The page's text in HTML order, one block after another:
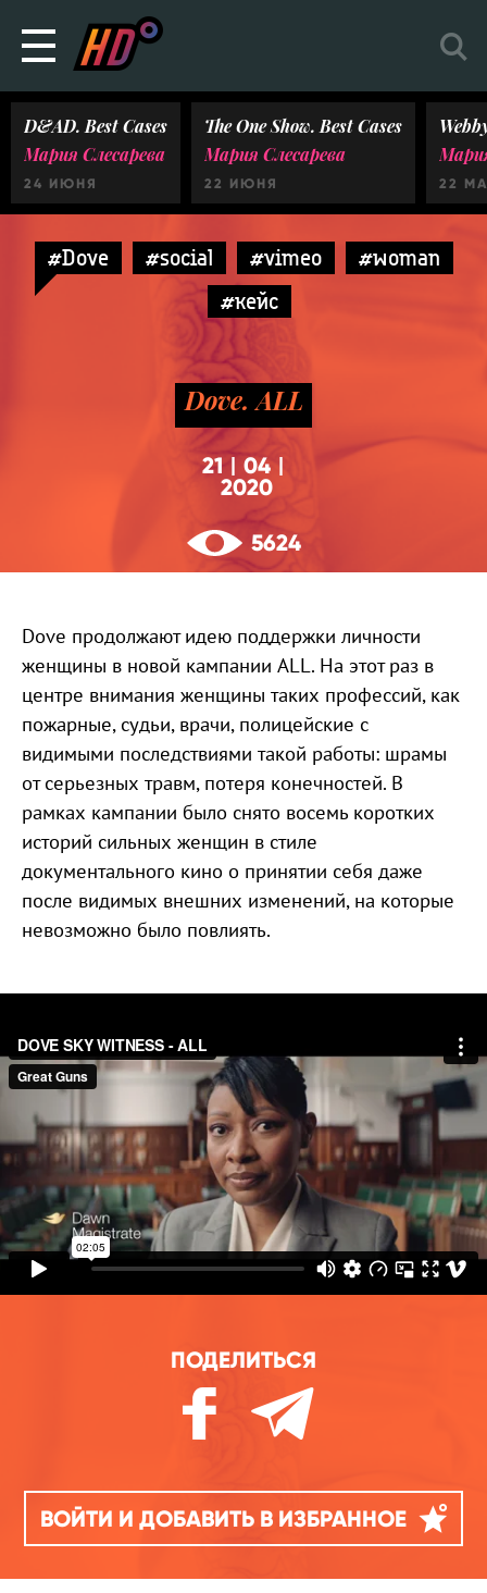
D&AD. Best Cases
Мария Слесарева
24 ИЮНЯ
The One Show. Best Cases
Мария Слесарева
22 ИЮНЯ 22
#Dove #social #vimeo
#woman
#кейс
Dove. ALL
21 04
2020
5624
Dove продолжают идею поддержки личности
женщины в новой кампании ALL. На этот раз в
центре внимания женщины таких профессий, как
пожарные, судьи, врачи, полицейские с
видимыми последствиями такой работы: шрамы
от серьезных травм, потеря конечностей. В
рамках кампании было снято восемь коротких
историй сильных женщин в стиле
документального кино о принятии себя даже
после видимых внешних изменений, на которые
невозможно было повлиять.
DOVE SKY WITNESS - ALL Vimeo
ПОДЕЛИТЬСЯ
ВОЙТИ И ДОБАВИТЬ В ИЗБРАННОЕ